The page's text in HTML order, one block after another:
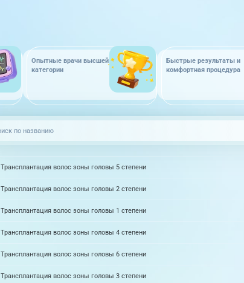
Опытные врачи высшей
категории
Быстрые результаты и
комфортная процедура
Трансплантация волос зоны головы 5 степени
Трансплантация волос зоны головы 2 степени
Трансплантация волос зоны головы 1 степени
Трансплантация волос зоны головы 4 степени
Трансплантация волос зоны головы 6 степени
Трансплантация волос зоны головы 3 степени